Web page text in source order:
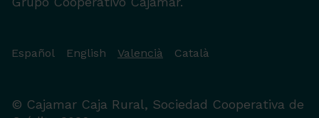
Español English Valencià Català
© Cajamar Caja Rural, Sociedad Cooperativa de